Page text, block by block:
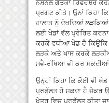
ਨੈਸ਼ਨਲ ਗੱਤਕਾ ਰਿਫਰੈਸ਼ਰ
ਪ੍ਰਗਟ ਕੀਤੇ। ਉਨਾਂ ਕਿਹਾ
ਹਾਲਾਤ ਨੂੰ ਦੇਖਦਿਆਂ
ਲਈ ਖੇਡਾਂ ਵੱਲ ਪ੍ਰੇਰਿਤ
ਕਰਕੇ ਵਧੀਆ ਖੇਡ ਹੈ
ਲੜਕੇ ਅਤੇ ਖਾਸ ਕਰਕੇ
ਸਵੈ-ਰੱਖਿਆ ਵੀ ਕਰ
ਉਨ੍ਹਾਂ ਕਿਹਾ ਕਿ ਕੋਈ ਵੀ ਖੇਡ
ਪ੍ਰਫੁੱਲਤ ਹੋ ਸਕਦਾ ਹੈ ਜੇਕਰ
ਖੇਤਰ ਵਿਚ ਪ੍ਰਫੁੱਲਤ ਕੀਤਾ